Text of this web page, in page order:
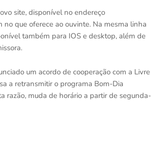
site, disponível no endereço
que oferece ao ouvinte. Na mesma linha
também para IOS e desktop, além de
um acordo de cooperação com a Livre
a retransmitir o programa Bom-Dia
razão, muda de horário a partir de segunda-